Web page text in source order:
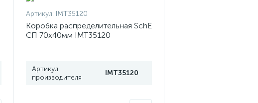
Артикул: IMT35120
Коробка распределительная SchE
СП 70х40мм IMT35120
Артикул
производителя
IMT35120